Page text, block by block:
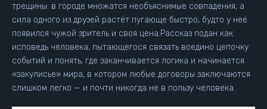
трещины: в городе множатся необъяснимые совпадения, а
сила одного из друзей растёт пугающе быстро, будто у неё
появился чужой зритель и своя цена.Рассказ подан как
исповедь человека, пытающегося связать воедино цепочку
событий и понять, где заканчивается логика и начинается
«закулисье» мира, в котором любые договоры заключаются
слишком легко — и почти никогда не в пользу человека.